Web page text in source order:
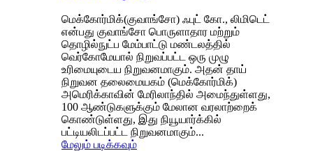
மெக்கோர்மிக்(குவாங்சோ) ஃபுட் கோ., லிமிடெட்
என்பது குவாங்சோ பொருளாதார மற்றும்
தொழில்நுட்ப மேம்பாட்டு மண்டலத்தில்
வெர்கோமேயால் நிறுவப்பட்ட ஒரு முழு
உரிமையுடைய நிறுவனமாகும். அதன் தாய்
நிறுவன தலைமையகம் (மெக்கோர்மிக்)
அமெரிக்காவின் மேரிலாந்தில் அமைந்துள்ளது,
100 ஆண்டுகளுக்கும் மேலான வரலாற்றைக்
கொண்டுள்ளது, இது நியூயார்க்கில்
பட்டியலிடப்பட்ட நிறுவனமாகும்...
மேலும் படிக்கவும்